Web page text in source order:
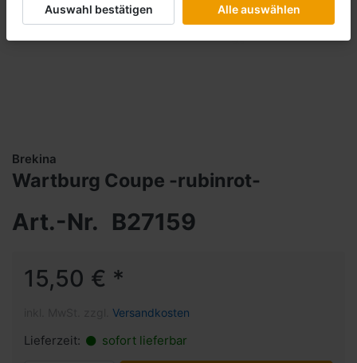
Brekina
Wartburg Coupe -rubinrot-
Art.-Nr. B27159
15,50 € *
Versandkosten
Lieferzeit: sofort lieferbar
Auswahl bestätigen Alle auswählen